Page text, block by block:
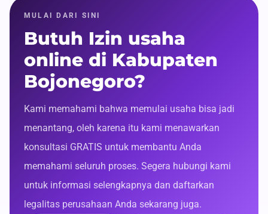
MULAI DARI SINI
Butuh Izin usaha
online di Kabupaten
Bojonegoro?
Kami memahami bahwa memulai usaha bisa jadi
menantang, oleh karena itu kami menawarkan
konsultasi GRATIS untuk membantu Anda
memahami seluruh proses. Segera hubungi kami
untuk informasi selengkapnya dan daftarkan
legalitas perusahaan Anda sekarang juga.